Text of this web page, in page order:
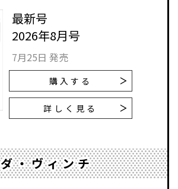
最新号
2026年8月号
7月25日 発売
購入する
詳しく見る
ダ・ヴィンチ